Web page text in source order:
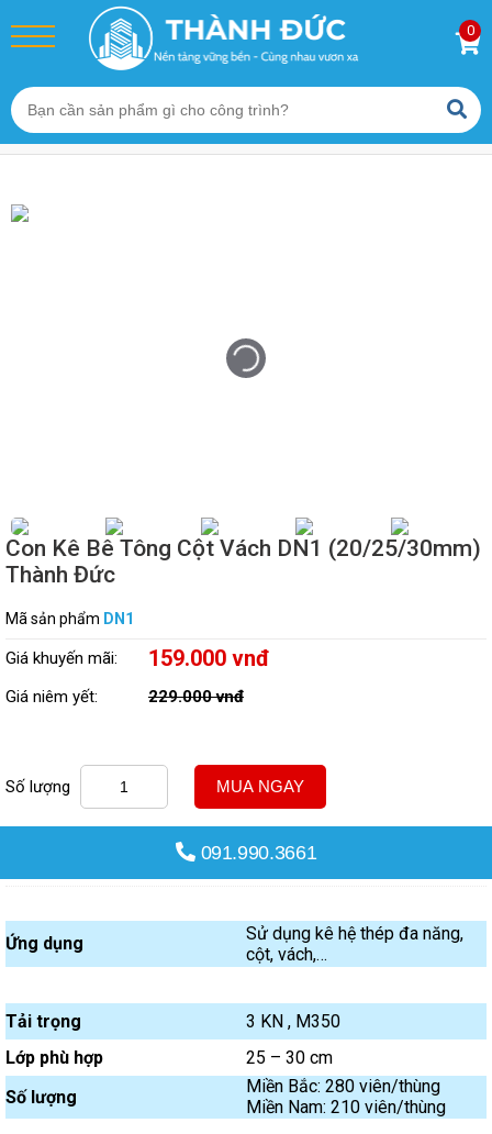
0
Sản phẩm
Con Kê Bê Tông Cột Vách DN1 (20/25/30mm) Thành Đức
Con Kê Bê Tông Cột Vách DN1 (20/25/30mm)
Thành Đức
Mã sản phẩm DN1
Giá khuyến mãi: 159.000 vnđ
Giá niêm yết: 229.000 vnđ
Số lượng MUA NGAY
091.990.3661
Ứng dụng
Sử dụng kê hệ thép đa năng,
cột, vách,…
Tải trọng
3 KN , M350
Lớp phù hợp
25 – 30 cm
Số lượng
Miền Bắc: 280 viên/thùng
Miền Nam: 210 viên/thùng